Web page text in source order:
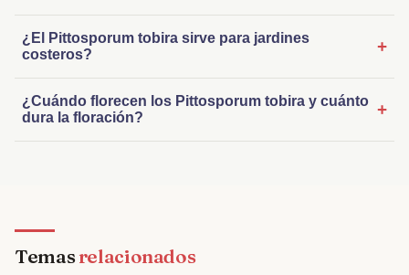
¿El Pittosporum tobira sirve para jardines
costeros?
+
¿Cuándo florecen los Pittosporum tobira y cuánto
dura la floración?
+
Temas relacionados